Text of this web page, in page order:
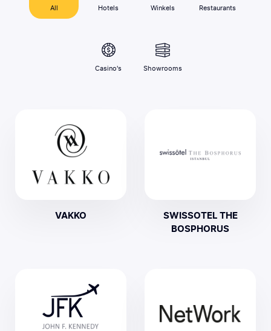
All Hotels Winkels Restaurants
Casino's Showrooms
VAKKO
SWISSOTEL THE
BOSPHORUS